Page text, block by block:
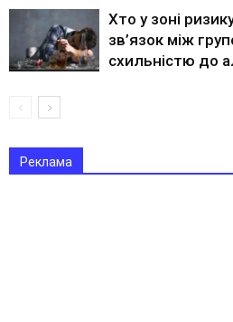
Хто у зоні
зв’язок між
схильністю до
Реклама